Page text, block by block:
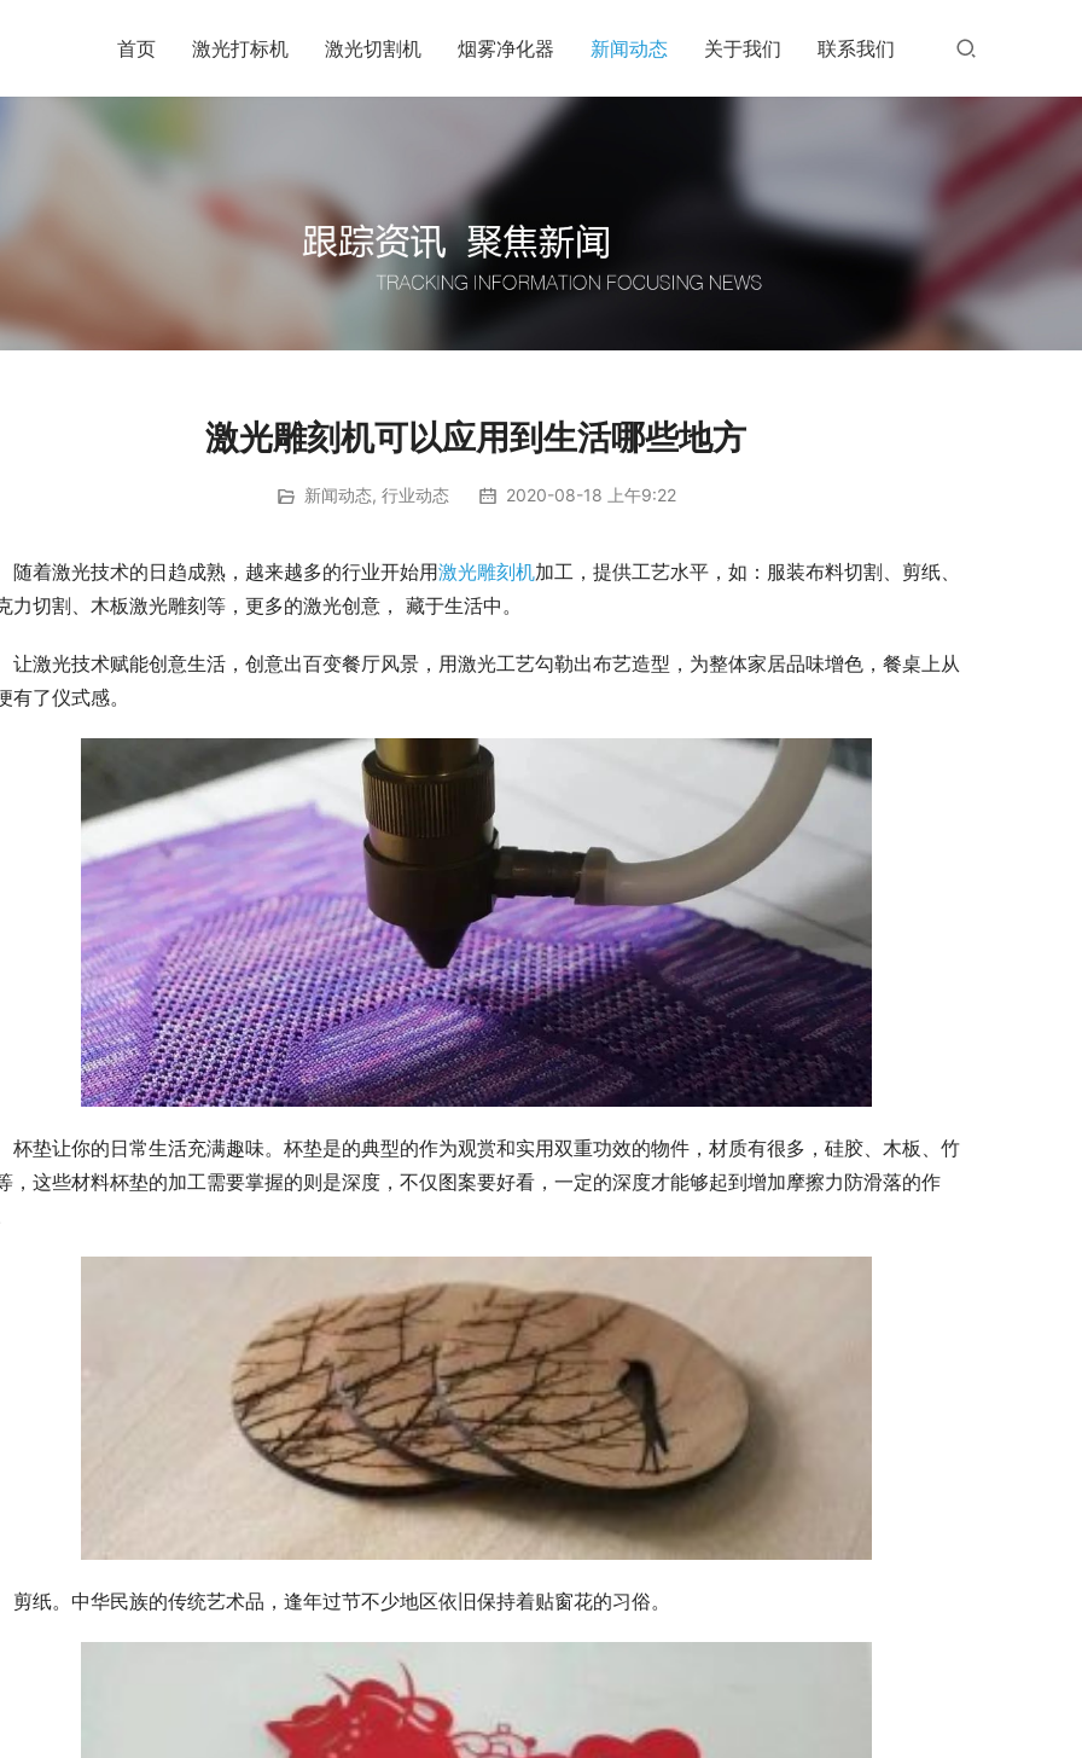
首页 激光打标机 激光切割机 烟雾净化器 新闻动态 关于我们 联系我们
激光雕刻机可以应用到生活哪些地方
新闻动态, 行业动态 2020-08-18 上午9:22
随着激光技术的日趋成熟，越来越多的行业开始用激光雕刻机加工，提供工艺水平，如：服装布料切割、剪纸、
力切割、木板激光雕刻等，更多的激光创意， 藏于生活中。
让激光技术赋能创意生活，创意出百变餐厅风景，用激光工艺勾勒出布艺造型，为整体家居品味增色，餐桌上从
有了仪式感。
杯垫让你的日常生活充满趣味。杯垫是的典型的作为观赏和实用双重功效的物件，材质有很多，硅胶、木板、竹
，这些材料杯垫的加工需要掌握的则是深度，不仅图案要好看，一定的深度才能够起到增加摩擦力防滑落的作
剪纸。中华民族的传统艺术品，逢年过节不少地区依旧保持着贴窗花的习俗。